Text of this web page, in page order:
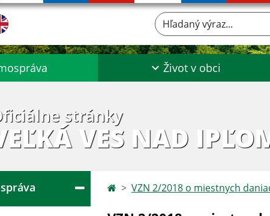
Hľadaný výraz...
Život v obci
stránky
VES NAD
VZN 2/2018 o miestnych